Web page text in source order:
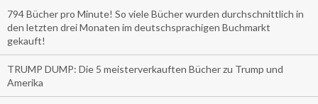
794 Bücher pro Minute! So viele Bücher wurden durchschnittlich in
den letzten drei Monaten im deutschsprachigen Buchmarkt
gekauft!
TRUMP DUMP: Die 5 meisterverkauften Bücher zu Trump und
Amerika